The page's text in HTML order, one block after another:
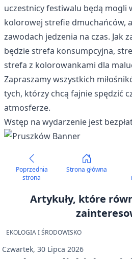
uczestnicy festiwalu będą mogli
kolorowej strefie dmuchańców,
zawodach jedzenia na czas. Jak
będzie strefa konsumpcyjna,
strefa z kolorowankami dla
Zapraszamy wszystkich
tych, którzy chcą fajnie spędzić
atmosferze.
Wstęp na wydarzenie jest
Poprzednia
strona
Strona główna
Artykuły, które
EKOLOGIA I ŚRODOWISKO
Czwartek, 30 Lipca 2026